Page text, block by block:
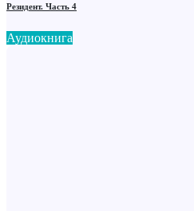
Резидент. Часть 4
Аудиокнига